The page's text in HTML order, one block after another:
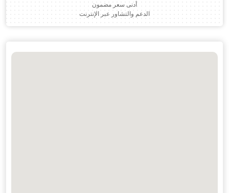
أدنى سعر مضمون
الدعم والتشاور عبر الإنترنت